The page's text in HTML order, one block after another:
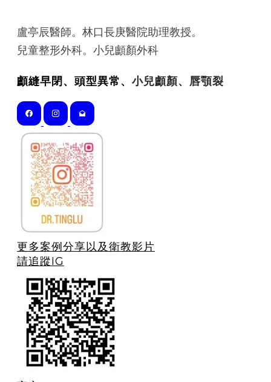
盧亭辰醫師。林口長庚醫院助理教授。
​兒童整形外科。小兒顱顏外科
顱縫早閉、頭型異常、 小兒顱顏、唇顎裂
更多案例分享以及衛教影片
請追蹤IG